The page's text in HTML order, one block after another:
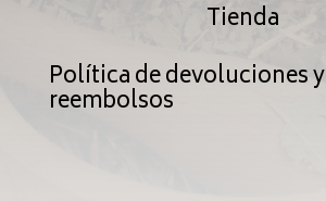
Tienda
Política de devoluciones y
reembolsos